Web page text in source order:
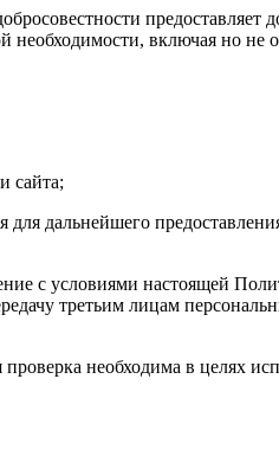
предоставляет
включая но не
сайта;
дальнейшего
с условиями настоящей
третьим лицам
необходима в целях